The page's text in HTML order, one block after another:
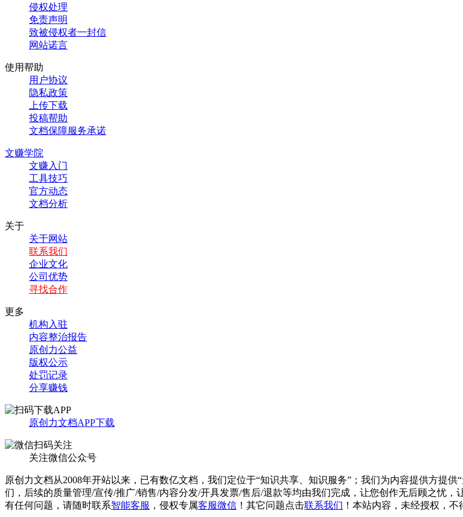
侵权处理
免责声明
致被侵权者一封信
网站诺言
使用帮助
用户协议
隐私政策
上传下载
投稿帮助
文档保障服务承诺
文赚学院
文赚入门
工具技巧
官方动态
文档分析
关于
关于网站
联系我们
企业文化
公司优势
寻找合作
更多
机构入驻
内容整治报告
原创力公益
版权公示
处罚记录
分享赚钱
原创力文档APP下载
关注微信公众号
原创力文档从2008年开站以来，已有数亿文档，我们定位于“知识共享、知识服务”；我们为内容提供方提
们，后续的质量管理/宣传/推广/销售/内容分发/开具发票/售后/退款等均由我们完成，让您创作无后顾之忧，
有任何问题，请随时联系智能客服 ，侵权专属客服微信 ！其它问题点击联系我们 ！本站内容，未经授权，